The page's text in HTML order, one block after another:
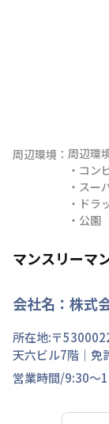
周辺環境： 周辺環
・コン
・スー
・ドラ
・公園
マンスリーマ
会社名： 株式
所在地:〒
天六ビル7階 ｜免
営業時間/9:30～